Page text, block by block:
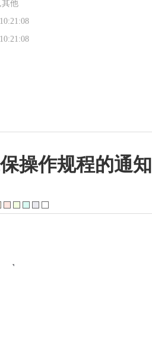
其他
操作规程的通知